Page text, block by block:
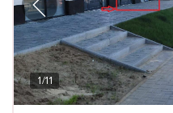
1/11